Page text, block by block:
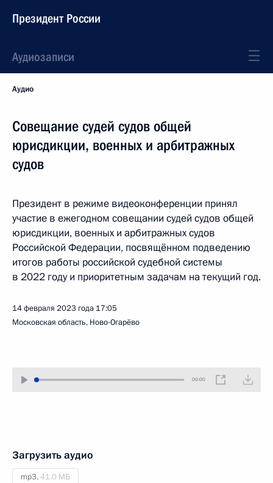
Президент России
Аудиозаписи
Аудио
Совещание судей судов общей
юрисдикции, военных и арбитражных
судов
Президент в режиме видеоконференции принял
участие в ежегодном совещании судей судов общей
юрисдикции, военных и арбитражных судов
Российской Федерации, посвящённом подведению
итогов работы российской судебной системы
в 2022 году и приоритетным задачам на текущий год.
14 февраля 2023 года 17:05
Московская область, Ново-Огарёво
00:00
Загрузить аудио
mp3,41.0 МБ